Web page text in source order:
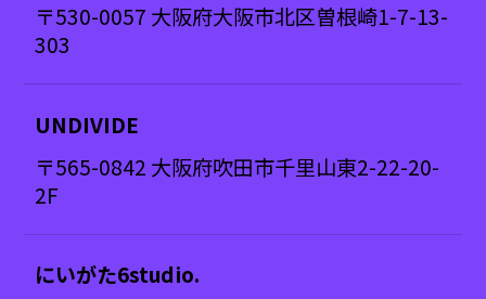
〒530-0057 大阪府大阪市北区曽根崎1-7-13-
303
UNDIVIDE
〒565-0842 大阪府吹田市千里山東2-22-20-
2F
にいがた6studio.